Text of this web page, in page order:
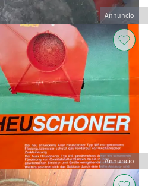
Annuncio
Annuncio